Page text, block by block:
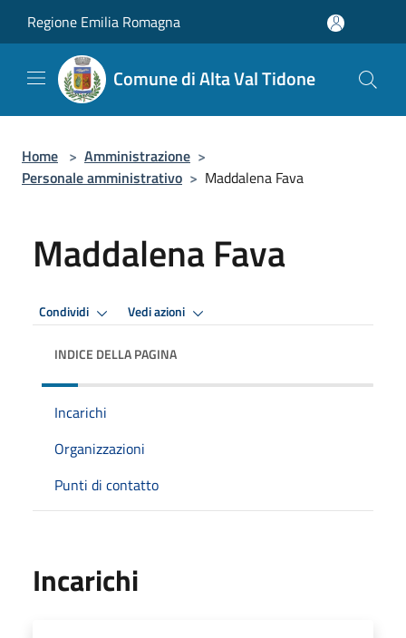
Regione Emilia Romagna
Comune di Alta Val Tidone
Home > Amministrazione >
Personale amministrativo > Maddalena Fava
Maddalena Fava
Condividi Vedi azioni
INDICE DELLA PAGINA
Incarichi
Organizzazioni
Punti di contatto
Incarichi